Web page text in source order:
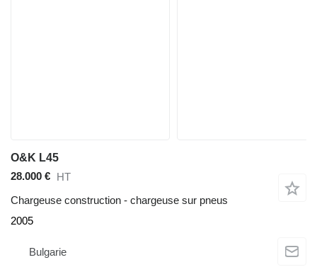
O&K L45
28.000 € HT
Chargeuse construction - chargeuse sur pneus
2005
Bulgarie